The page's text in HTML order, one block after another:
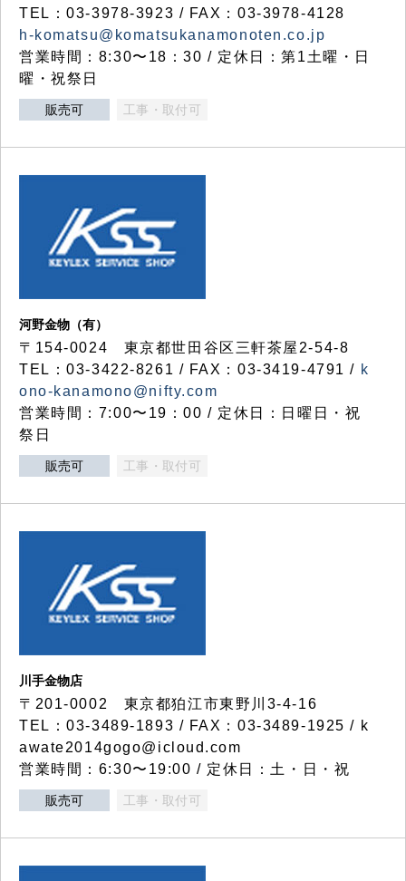
TEL：03-3978-3923 / FAX：03-3978-4128
h-komatsu@komatsukanamonoten.co.jp
営業時間：8:30〜18：30 / 定休日：第1土曜・日
曜・祝祭日
販売可 工事・取付可
河野金物（有）
〒154-0024 東京都世田谷区三軒茶屋2-54-8
TEL：03-3422-8261 / FAX：03-3419-4791 / k
ono-kanamono@nifty.com
営業時間：7:00〜19：00 / 定休日：日曜日・祝
祭日
販売可 工事・取付可
川手金物店
〒201-0002 東京都狛江市東野川3-4-16
TEL：03-3489-1893 / FAX：03-3489-1925 / k
awate2014gogo@icloud.com
営業時間：6:30〜19:00 / 定休日：土・日・祝
販売可 工事・取付可